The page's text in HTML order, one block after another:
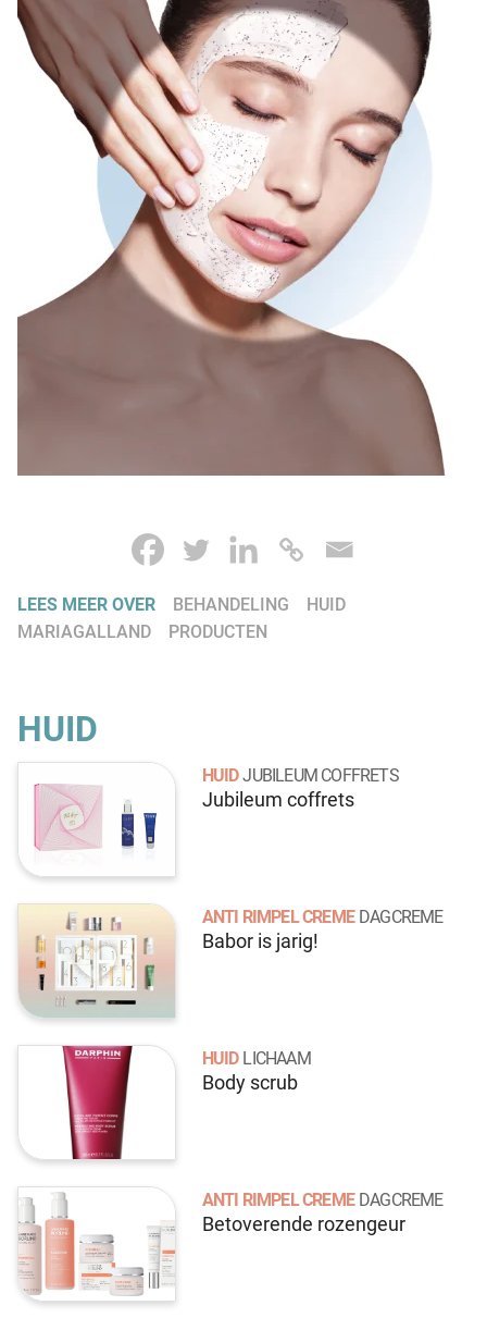
LEES MEER OVER BEHANDELING
HUID
MARIAGALLAND
PRODUCTEN
HUID
HUID JUBILEUM COFFRETS
Jubileum coffrets
ANTI RIMPEL CREME DAGCREME
Babor is jarig!
HUID LICHAAM
Body scrub
ANTI RIMPEL CREME DAGCREME
Betoverende rozengeur